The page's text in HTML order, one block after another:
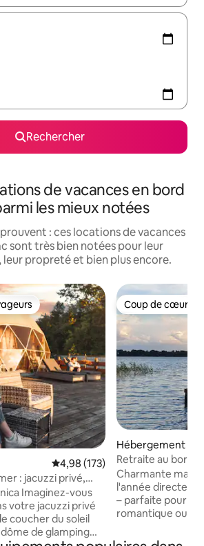
Rechercher
de vacances en bord
les mieux notées
: ces locations de vacances
sont très bien notées pour leur
propreté et bien plus encore.
Évaluation moyenne sur la
4,98 (173)
: jacuzzi privé,
vous
votre jacuzzi privé
coucher du soleil
Coup de cœur
Coup de cœur
Hébergement ⋅
e
Retraite au bord
bateau à rames
Charmante
l'année
– parfaite pour
romantique ou
équipé et